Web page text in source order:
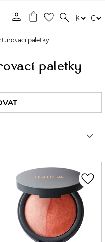
shopping_bag favorite_border search
person
paletky
paletky
expand_more
favorite_border